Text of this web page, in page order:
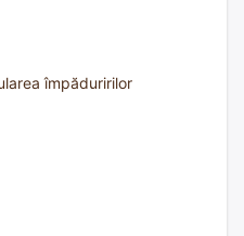
împăduririlor